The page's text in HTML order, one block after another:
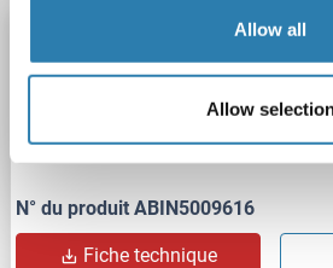
Allow all
Allow
RASGRF1 anticorps
680)
Reactivité: Rat WB, IF
Polyclonal
AbBy Fluor® 680
N° du produit ABIN5009616
Fiche technique